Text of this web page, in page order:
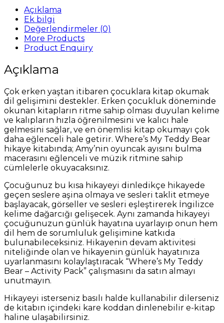
Açıklama
Ek bilgi
Değerlendirmeler (0)
More Products
Product Enquiry
Açıklama
Çok erken yaştan itibaren çocuklara kitap okumak
dil gelişimini destekler. Erken çocukluk döneminde
okunan kitapların ritme sahip olması duyulan kelime
ve kalıpların hızla öğrenilmesini ve kalıcı hale
gelmesini sağlar, ve en önemlisi kitap okumayı çok
daha eğlenceli hale getirir. Where’s My Teddy Bear
hikaye kitabında; Amy’nin oyuncak ayısını bulma
macerasını eğlenceli ve müzik ritmine sahip
cümlelerle okuyacaksınız.
Çocuğunuz bu kısa hikayeyi dinledikçe hikayede
geçen seslere aşina olmaya ve sesleri taklit etmeye
başlayacak, görseller ve sesleri eşleştirerek İngilizce
kelime dağarcığı gelişecek. Aynı zamanda hikayeyi
çocuğunuzun günlük hayatına uyarlayıp onun hem
dil hem de sorumluluk gelişimine katkıda
bulunabileceksiniz. Hikayenin devam aktivitesi
niteliğinde olan ve hikayenin günlük hayatınıza
uyarlanmasını kolaylaştıracak “Where’s My Teddy
Bear – Activity Pack” çalışmasını da satın almayı
unutmayın.
Hikayeyi isterseniz basılı halde kullanabilir dilerseniz
de kitabın içindeki kare koddan dinlenebilir e-kitap
haline ulaşabilirsiniz.